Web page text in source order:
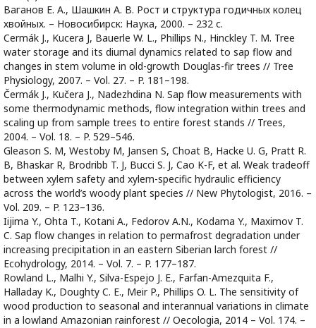
Ваганов Е. А., Шашкин А. В. Рост и структура годичных колец
хвойных. – Новосибирск: Наука, 2000. – 232 с.
Cermák J., Kucera J, Bauerle W. L., Phillips N., Hinckley T. M. Tree
water storage and its diurnal dynamics related to sap flow and
changes in stem volume in old-growth Douglas-fir trees // Tree
Physiology, 2007. – Vol. 27. – P. 181–198.
Čermák J., Kučera J., Nadezhdina N. Sap flow measurements with
some thermodynamic methods, flow integration within trees and
scaling up from sample trees to entire forest stands // Trees,
2004. – Vol. 18. – P. 529–546.
Gleason S. M, Westoby M, Jansen S, Choat B, Hacke U. G, Pratt R.
B, Bhaskar R, Brodribb T. J, Bucci S. J, Cao K-F, et al. Weak tradeoff
between xylem safety and xylem-specific hydraulic efficiency
across the world’s woody plant species // New Phytologist, 2016. –
Vol. 209. – P. 123–136.
Iijima Y., Ohta T., Kotani A., Fedorov A.N., Kodama Y., Maximov T.
C. Sap ﬂow changes in relation to permafrost degradation under
increasing precipitation in an eastern Siberian larch forest //
Ecohydrology, 2014. – Vol. 7. – P. 177–187.
Rowland L., Malhi Y., Silva-Espejo J. E., Farfan-Amezquita F.,
Halladay K., Doughty C. E., Meir P., Phillips O. L. The sensitivity of
wood production to seasonal and interannual variations in climate
in a lowland Amazonian rainforest // Oecologia, 2014 – Vol. 174. –